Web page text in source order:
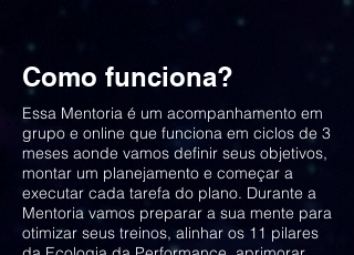
Como funciona?
Essa Mentoria é um acompanhamento em
grupo e online que funciona em ciclos de 3
meses aonde vamos definir seus objetivos,
montar um planejamento e começar a
executar cada tarefa do plano. ​Durante a
Mentoria vamos preparar a sua mente para
otimizar seus treinos, alinhar os 11 pilares